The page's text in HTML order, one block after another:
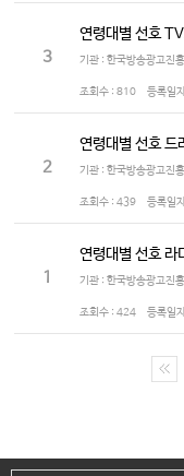
3
연령대별 선호
기관 : 한국방송광고진
조회수 : 810 등록일
2
연령대별 선호 드
기관 : 한국방송광고진
조회수 : 439 등록일
1
연령대별 선호 라
기관 : 한국방송광고진
조회수 : 424 등록일